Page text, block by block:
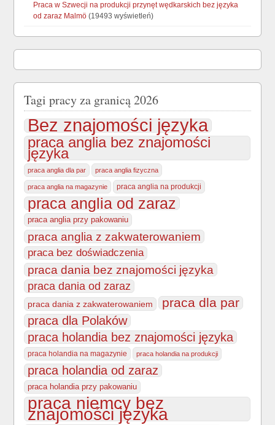
Praca w Szwecji na produkcji przynęt wędkarskich bez języka
od zaraz Malmö (19493 wyświetleń)
Tagi pracy za granicą 2026
Bez znajomości języka
praca anglia bez znajomości
języka
praca anglia dla par praca anglia fizyczna
praca anglia na magazynie praca anglia na produkcji
praca anglia od zaraz
praca anglia przy pakowaniu
praca anglia z zakwaterowaniem
praca bez doświadczenia
praca dania bez znajomości języka
praca dania od zaraz
praca dania z zakwaterowaniem praca dla par
praca dla Polaków
praca holandia bez znajomości języka
praca holandia na magazynie praca holandia na produkcji
praca holandia od zaraz
praca holandia przy pakowaniu
praca niemcy bez
znajomości języka